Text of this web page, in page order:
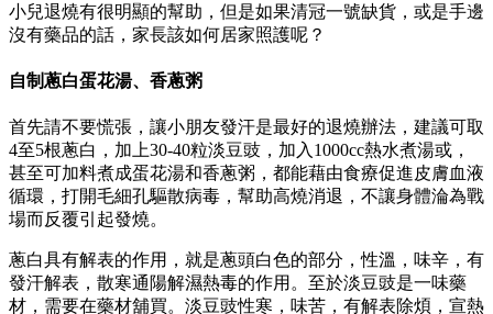
小兒退燒有很明顯的幫助，但是如果清冠一號缺貨，或是手邊
沒有藥品的話，家長該如何居家照護呢？
自制蔥白蛋花湯、香蔥粥
首先請不要慌張，讓小朋友發汗是最好的退燒辦法，建議可取
4至5根蔥白，加上30-40粒淡豆豉，加入1000cc熱水煮湯或，
甚至可加料煮成蛋花湯和香蔥粥，都能藉由食療促進皮膚血液
循環，打開毛細孔驅散病毒，幫助高燒消退，不讓身體淪為戰
場而反覆引起發燒。
蔥白具有解表的作用，就是蔥頭白色的部分，性溫，味辛，有
發汗解表，散寒通陽解濕熱毒的作用。至於淡豆豉是一味藥
材，需要在藥材舖買。淡豆豉性寒，味苦，有解表除煩，宣熱